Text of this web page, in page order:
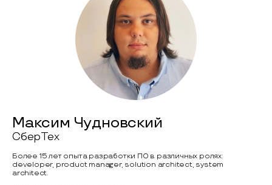
Максим Чудновский
СберТех
Более 15 лет опыта разработки ПО в различных ролях:
developer, product manager, solution architect, system
architect.